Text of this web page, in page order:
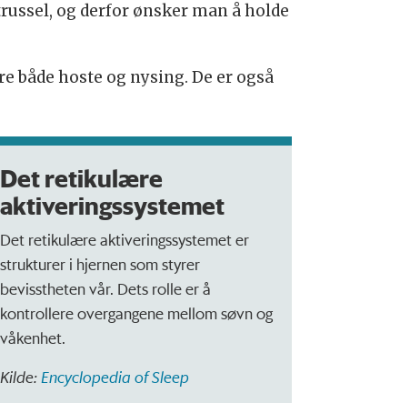
og derfor ønsker man å holde
hoste og nysing. De er også
Det retikulære
aktiveringssystemet
Det retikulære aktiveringssystemet er
strukturer i hjernen som styrer
bevisstheten vår. Dets rolle er å
kontrollere overgangene mellom søvn og
våkenhet.
Kilde: Encyclopedia of Sleep